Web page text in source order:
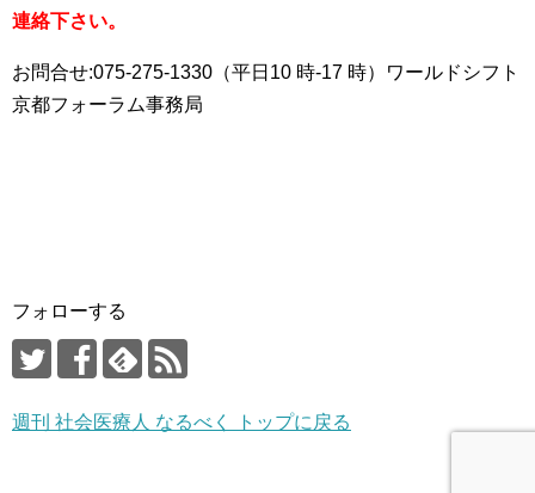
連絡下さい。
お問合せ:075-275-1330（平日10 時-17 時）ワールドシフト
京都フォーラム事務局
フォローする
週刊 社会医療人 なるべく トップに戻る